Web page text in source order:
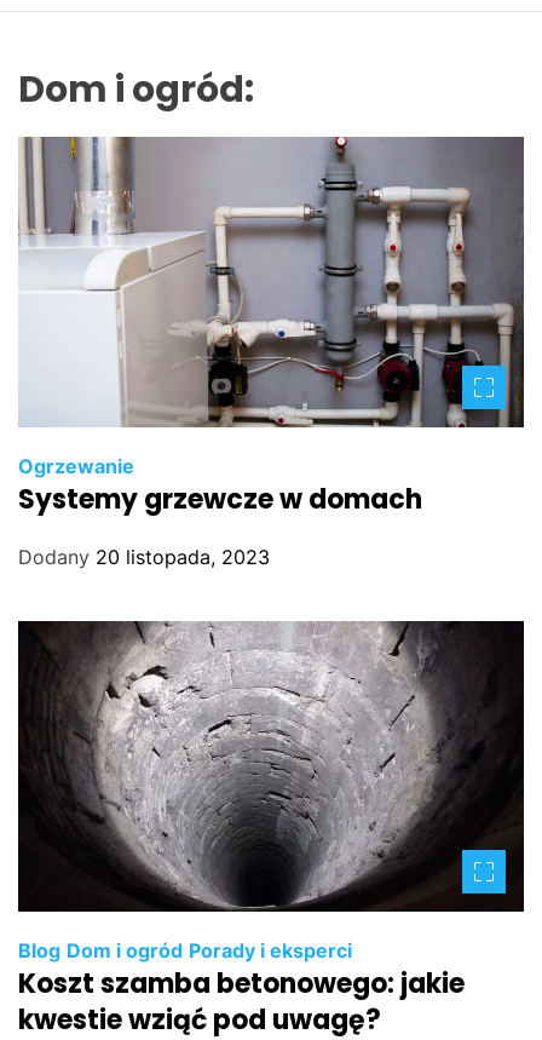
Dom i ogród:
Ogrzewanie
Systemy grzewcze w domach
Dodany 20 listopada, 2023
Blog Dom i ogród Porady i eksperci
Koszt szamba betonowego: jakie
kwestie wziąć pod uwagę?